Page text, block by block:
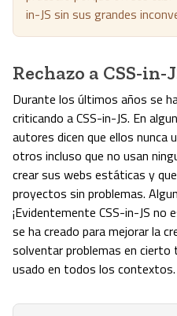
in-JS sin sus grandes
Rechazo a CSS-in-
Durante los últimos años se
criticando a CSS-in-JS. En
autores dicen que ellos nunca
otros incluso que no usan
crear sus webs estáticas y
proyectos sin problemas.
¡Evidentemente CSS-in-JS no
se ha creado para mejorar la
solventar problemas en
usado en todos los